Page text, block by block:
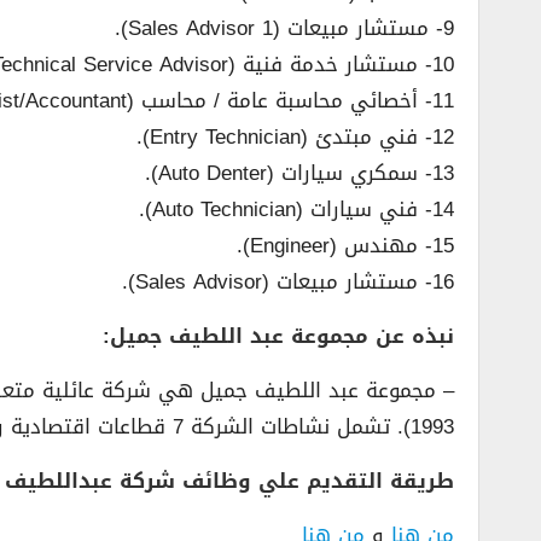
9- مستشار مبيعات (Sales Advisor 1).
10- مستشار خدمة فنية (Technical Service Advisor).
11- أخصائي محاسبة عامة / محاسب (General Accounting Specialist/Accountant).
12- فني مبتدئ (Entry Technician).
13- سمكري سيارات (Auto Denter).
14- فني سيارات (Auto Technician).
15- مهندس (Engineer).
16- مستشار مبيعات (Sales Advisor).
نبذه عن مجموعة عبد اللطيف جميل:
1993). تشمل نشاطات الشركة 7 قطاعات اقتصادية رئيسية، وتتمتع بتواجد نشيط في أكثر من 30 دولة على امتداد 6 قارات حول العالم.
طريقة التقديم علي وظائف شركة